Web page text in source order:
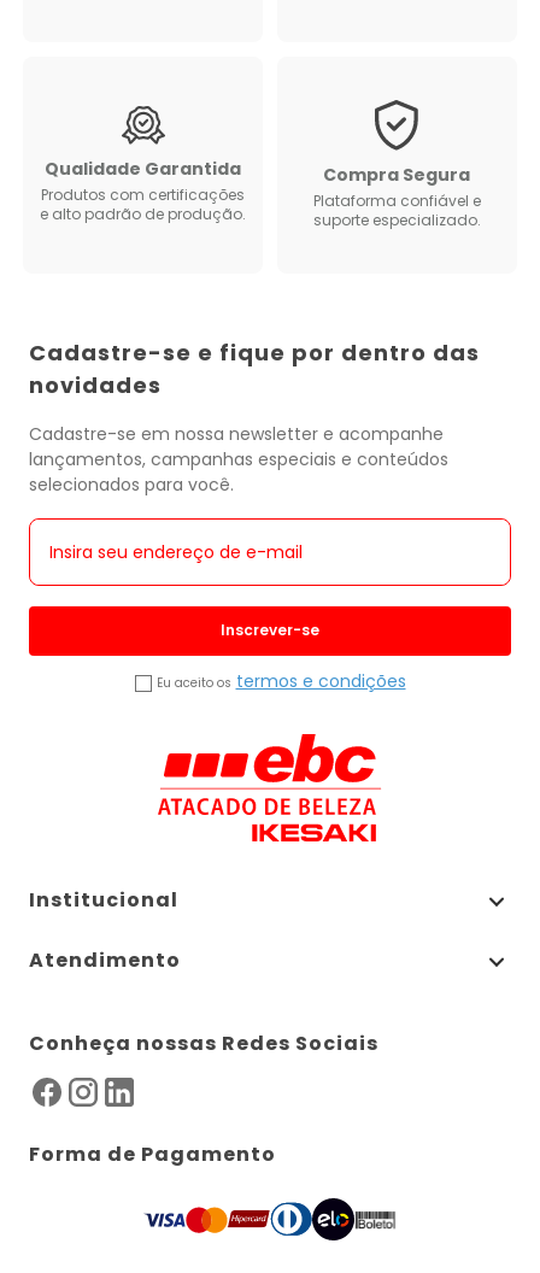
Qualidade Garantida
Produtos com certificações
e alto padrão de produção.
Compra Segura
Plataforma confiável e
suporte especializado.
Cadastre-se e fique por dentro das
novidades
Cadastre-se em nossa newsletter e acompanhe
lançamentos, campanhas especiais e conteúdos
selecionados para você.
Inscrever-se
Eu aceito os termos e condições
Institucional
Atendimento
Conheça nossas Redes Sociais
Forma de Pagamento